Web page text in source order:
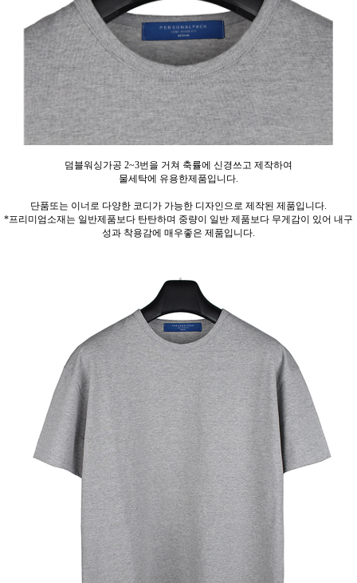
덤블워싱가공 2~3번을 거쳐 축률에 신경쓰고 제작하여
물세탁에 유용한제품입니다.
단품또는 이너로 다양한 코디가 가능한 디자인으로 제작된 제품입니다.
*프리미엄소재는 일반제품보다 탄탄하며 중량이 일반 제품보다 무게감이 있어 내구
성과 착용감에 매우좋은 제품입니다.